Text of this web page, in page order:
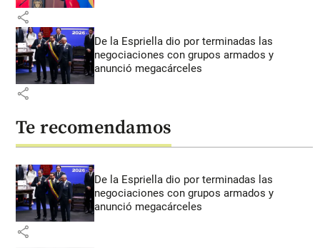
share
De la Espriella dio por terminadas las
negociaciones con grupos armados y
anunció megacárceles
share
Te recomendamos
De la Espriella dio por terminadas las
negociaciones con grupos armados y
anunció megacárceles
share